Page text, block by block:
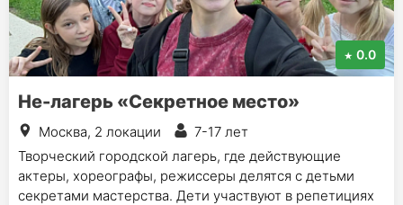
0.0
Не-лагерь «Секретное место»
Москва, 2 локации
7-17 лет
Творческий городской лагерь, где действующие
актеры, хореографы, режиссеры делятся с детьми
секретами мастерства. Дети участвуют в репетициях